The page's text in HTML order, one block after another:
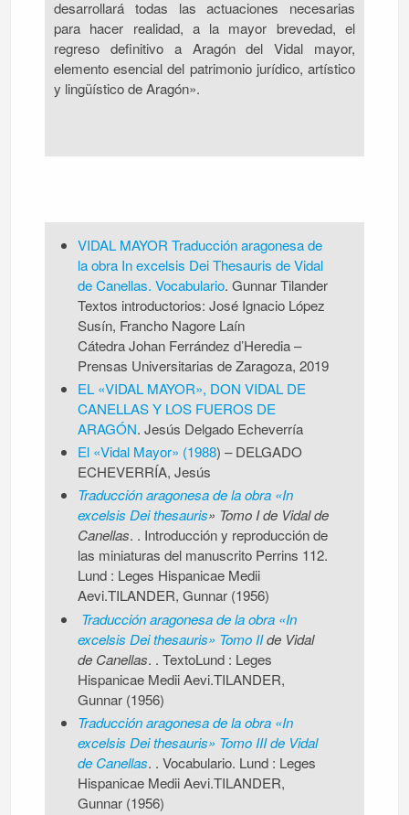
desarrollará todas las actuaciones necesarias
para hacer realidad, a la mayor brevedad, el
regreso definitivo a Aragón del Vidal mayor,
elemento esencial del patrimonio jurídico, artístico
y lingüístico de Aragón».
VIDAL MAYOR Traducción aragonesa de
la obra In excelsis Dei Thesauris de Vidal
de Canellas. Vocabulario. Gunnar Tilander
Textos introductorios: José Ignacio López
Susín, Francho Nagore Laín
Cátedra Johan Ferrández d’Heredia –
Prensas Universitarias de Zaragoza, 2019
EL «VIDAL MAYOR», DON VIDAL DE
CANELLAS Y LOS FUEROS DE
ARAGÓN. Jesús Delgado Echeverría
El «Vidal Mayor» (1988) – DELGADO
ECHEVERRÍA, Jesús
Traducción aragonesa de la obra «In
excelsis Dei thesauris» Tomo I de Vidal de
Canellas. . Introducción y reproducción de
las miniaturas del manuscrito Perrins 112.
Lund : Leges Hispanicae Medii
Aevi.TILANDER, Gunnar (1956)
Traducción aragonesa de la obra «In
excelsis Dei thesauris» Tomo IIde Vidal
de Canellas. . TextoLund : Leges
Hispanicae Medii Aevi.TILANDER,
Gunnar (1956)
Traducción aragonesa de la obra «In
excelsis Dei thesauris» Tomo III de Vidal
de Canellas. . Vocabulario. Lund : Leges
Hispanicae Medii Aevi.TILANDER,
Gunnar (1956)